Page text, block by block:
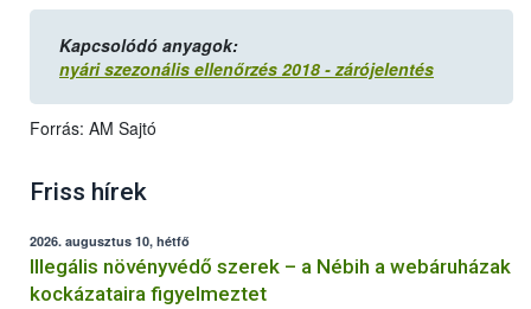
Kapcsolódó anyagok:
nyári szezonális ellenőrzés 2018 - zárójelentés
Forrás: AM Sajtó
Friss hírek
2026. augusztus 10, hétfő
Illegális növényvédő szerek – a Nébih a webáruházak
kockázataira figyelmeztet